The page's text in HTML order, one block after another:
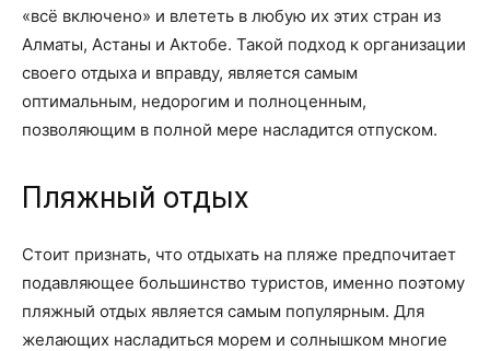
«всё включено» и влететь в любую их этих стран из
Алматы, Астаны и Актобе. Такой подход к организации
своего отдыха и вправду, является самым
оптимальным, недорогим и полноценным,
позволяющим в полной мере насладится отпуском.
Пляжный отдых
Стоит признать, что отдыхать на пляже предпочитает
подавляющее большинство туристов, именно поэтому
пляжный отдых является самым популярным. Для
желающих насладиться морем и солнышком многие